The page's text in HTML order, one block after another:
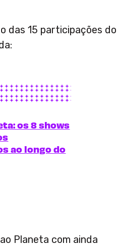
das 15 participações do
os 8 shows
ao longo do
Planeta com ainda